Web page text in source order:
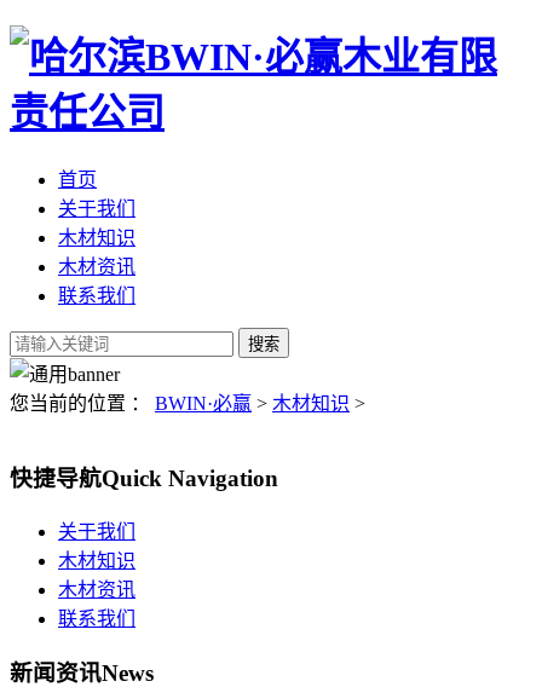
首页
关于我们
木材知识
木材资讯
联系我们
您当前的位置 ： BWIN·必赢 > 木材知识 >
快捷导航Quick Navigation
关于我们
木材知识
木材资讯
联系我们
新闻资讯News